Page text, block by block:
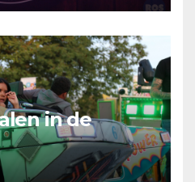
in de